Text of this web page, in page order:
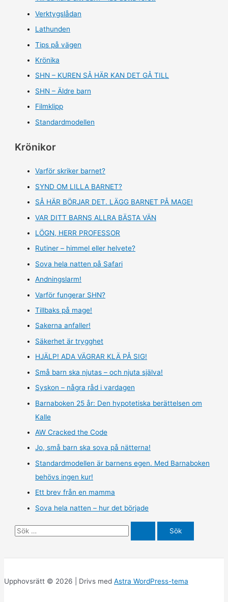
Verktygslådan
Lathunden
Tips på vägen
Krönika
SHN – KUREN SÅ HÄR KAN DET GÅ TILL
SHN – Äldre barn
Filmklipp
Standardmodellen
Krönikor
Varför skriker barnet?
SYND OM LILLA BARNET?
SÅ HÄR BÖRJAR DET. LÄGG BARNET PÅ MAGE!
VAR DITT BARNS ALLRA BÄSTA VÄN
LÖGN, HERR PROFESSOR
Rutiner – himmel eller helvete?
Sova hela natten på Safari
Andningslarm!
Varför fungerar SHN?
Tillbaks på mage!
Sakerna anfaller!
Säkerhet är trygghet
HJÄLP! ADA VÄGRAR KLÄ PÅ SIG!
Små barn ska njutas – och njuta själva!
Syskon – några råd i vardagen
Barnaboken 25 år: Den hypotetiska berättelsen om
Kalle
AW Cracked the Code
Jo, små barn ska sova på nätterna!
Standardmodellen är barnens egen. Med Barnaboken
behövs ingen kur!
Ett brev från en mamma
Sova hela natten – hur det började
S
f
Upphovsrätt © 2026 | Drivs med Astra WordPress-tema